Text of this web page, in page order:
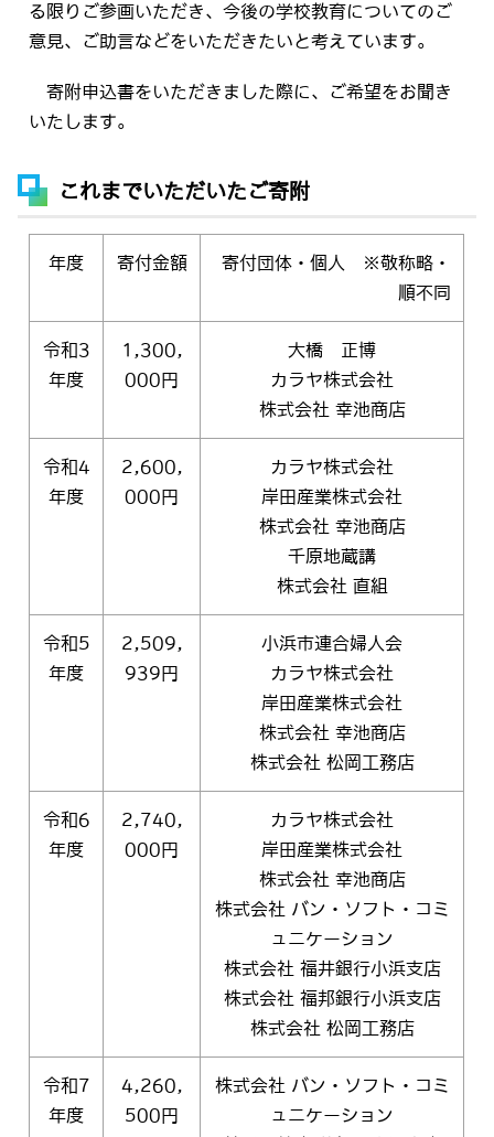
る限りご参画いただき、今後の学校教育についてのご
意見、ご助言などをいただきたいと考えています。
寄附申込書をいただきました際に、ご希望をお聞き
いたします。
これまでいただいたご寄附
年度 寄付金額
寄付団体・個人 ※敬称略・
順不同
令和3
年度
1,300,
000円
大橋 正博
カラヤ株式会社
株式会社 幸池商店
令和4
年度
2,600,
000円
カラヤ株式会社
岸田産業株式会社
株式会社 幸池商店
千原地蔵講
株式会社 直組
令和5
年度
2,509,
939円
小浜市連合婦人会
カラヤ株式会社
岸田産業株式会社
株式会社 幸池商店
株式会社 松岡工務店
令和6
年度
2,740,
000円
カラヤ株式会社
岸田産業株式会社
株式会社 幸池商店
株式会社 バン・ソフト・コミ
ュニケーション
株式会社 福井銀行小浜支店
株式会社 福邦銀行小浜支店
株式会社 松岡工務店
令和7
年度
4,260,
500円
株式会社 バン・ソフト・コミ
ュニケーション